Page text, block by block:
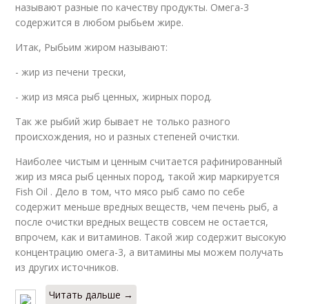
называют разные по качеству продукты. Омега-3
содержится в любом рыбьем жире.
Итак, Рыбьим жиром называют:
- жир из печени трески,
- жир из мяса рыб ценных, жирных пород.
Так же рыбий жир бывает не только разного
происхождения, но и разных степеней очистки.
Наиболее чистым и ценным считается рафинированный
жир из мяса рыб ценных пород, такой жир маркируется
Fish Oil . Дело в том, что мясо рыб само по себе
содержит меньше вредных веществ, чем печень рыб, а
после очистки вредных веществ совсем не остается,
впрочем, как и витаминов. Такой жир содержит высокую
концентрацию омега-3, а витамины мы можем получать
из других источников.
Читать дальше →